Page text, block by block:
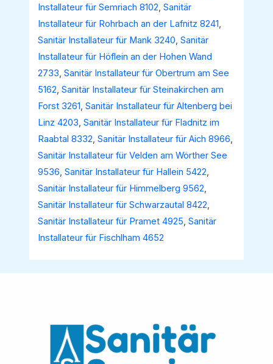
Installateur für Semriach 8102,Sanitär
Installateur für Rohrbach an der Lafnitz 8241,
Sanitär Installateur für Mank 3240,Sanitär
Installateur für Höflein an der Hohen Wand
2733,Sanitär Installateur für Obertrum am See
5162,Sanitär Installateur für Steinakirchen am
Forst 3261,Sanitär Installateur für Altenberg bei
Linz 4203,Sanitär Installateur für Fladnitz im
Raabtal 8332,Sanitär Installateur für Aich 8966,
Sanitär Installateur für Velden am Wörther See
9536,Sanitär Installateur für Hallein 5422,
Sanitär Installateur für Himmelberg 9562,
Sanitär Installateur für Schwarzautal 8422,
Sanitär Installateur für Pramet 4925,Sanitär
Installateur für Fischlham 4652